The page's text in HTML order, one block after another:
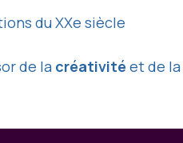
du XXe siècle
de la créativité et de la